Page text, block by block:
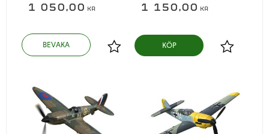
1 050,00 KR
Lägg till i favoriter
1 150,00 KR
Lägg till i
KÖP